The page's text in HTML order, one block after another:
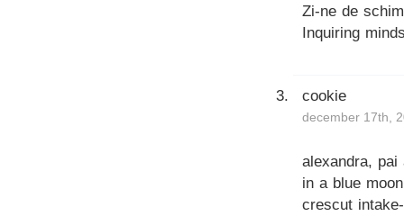
Zi-ne de
Inquiring
cookie
december 17th,
alexandra,
in a blue
crescut